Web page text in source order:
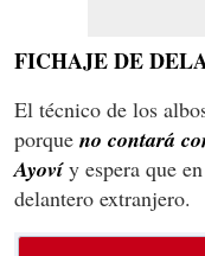
FICHAJE DE
El técnico de los
porque no contará
Ayovíy espera que
delantero extranjero.